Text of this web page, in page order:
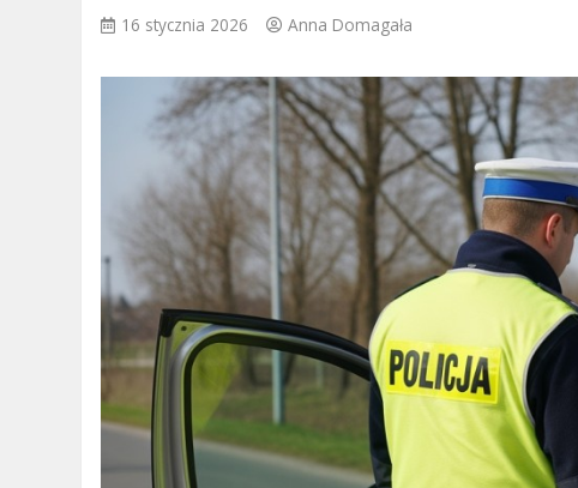
16 stycznia 2026 Anna Domagała